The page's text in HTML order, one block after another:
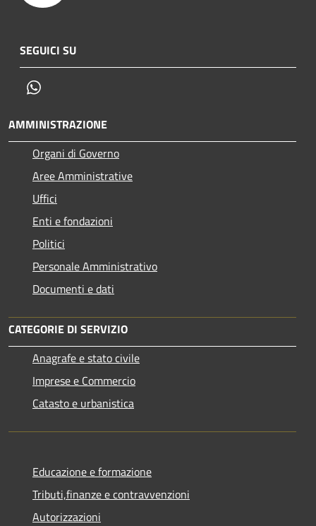
SEGUICI SU
AMMINISTRAZIONE
Organi di Governo
Aree Amministrative
Uffici
Enti e fondazioni
Politici
Personale Amministrativo
Documenti e dati
CATEGORIE DI SERVIZIO
Anagrafe e stato civile
Imprese e Commercio
Catasto e urbanistica
Educazione e formazione
Tributi,finanze e contravvenzioni
Autorizzazioni